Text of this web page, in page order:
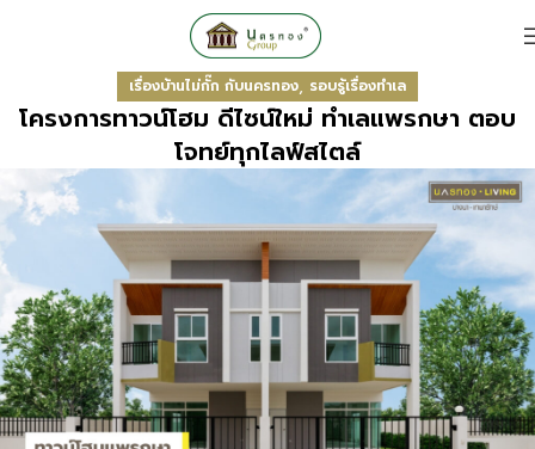
เรื่องบ้านไม่กั๊ก กับนครทอง, รอบรู้เรื่องทำเล
โครงการทาวน์โฮม ดีไซน์ใหม่ ทำเลแพรกษา ตอบ
โจทย์ทุกไลฟ์สไตล์